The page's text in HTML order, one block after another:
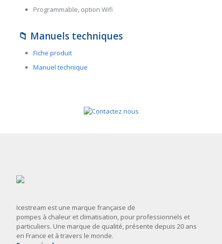
Programmable, option Wifi
📁 Manuels techniques
Fiche produit
Manuel technique
Icestream est une marque française de
pompes à chaleur et climatisation, pour professionnels et
particuliers. Une marque de qualité, présente depuis 20 ans
en France et à travers le monde.